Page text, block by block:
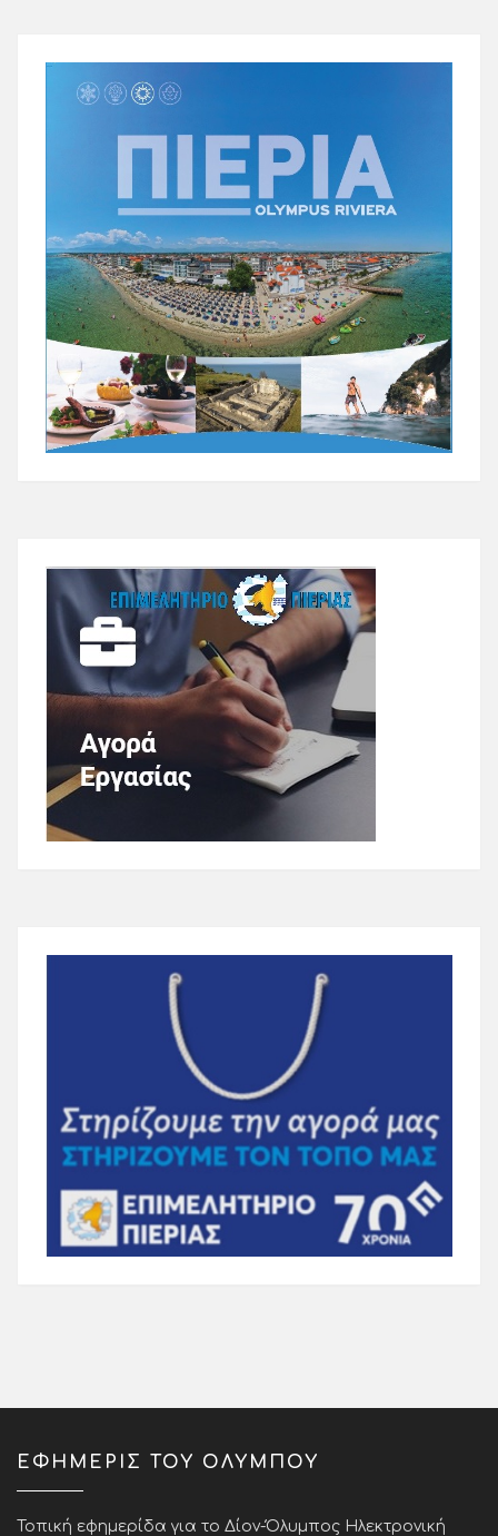
ΕΦΗΜΕΡΙΣ ΤΟΥ ΟΛΥΜΠΟΥ
Τοπική εφημερίδα για το Δίον-Όλυμπος Ηλεκτρονική